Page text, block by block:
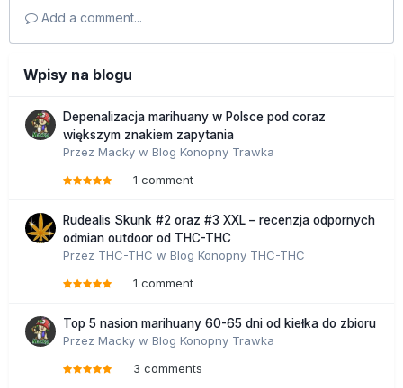
Add a comment...
Wpisy na blogu
Depenalizacja marihuany w Polsce pod coraz
większym znakiem zapytania
Przez Macky w Blog Konopny Trawka
1 comment
Rudealis Skunk #2 oraz #3 XXL – recenzja odpornych
odmian outdoor od THC-THC
Przez THC-THC w Blog Konopny THC-THC
1 comment
Top 5 nasion marihuany 60-65 dni od kiełka do zbioru
Przez Macky w Blog Konopny Trawka
3 comments